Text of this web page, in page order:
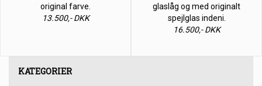
original farve.
13.500,- DKK
glaslåg og med originalt
spejlglas indeni.
16.500,- DKK
KATEGORIER